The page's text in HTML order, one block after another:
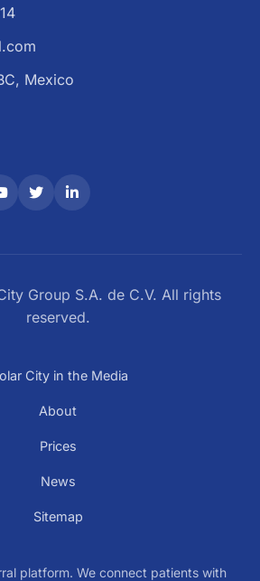
Mexico
Group S.A. de C.V. All rights
reserved.
City in the Media
About
Prices
News
Sitemap
platform. We connect patients with